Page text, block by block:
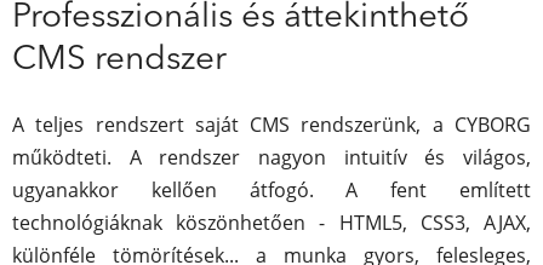
Professzionális és áttekinthető
CMS rendszer
A teljes rendszert saját CMS rendszerünk, a CYBORG
működteti. A rendszer nagyon intuitív és világos,
ugyanakkor kellően átfogó. A fent említett
technológiáknak köszönhetően - HTML5, CSS3, AJAX,
különféle tömörítések... a munka gyors, felesleges,